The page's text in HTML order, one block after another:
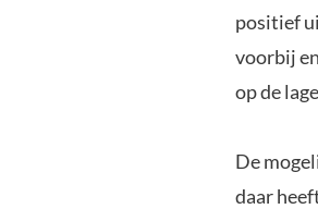
positief
voorbij
op de
De
daar